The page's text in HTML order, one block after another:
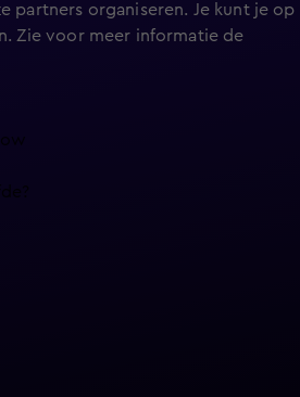
partners organiseren. Je kunt je op
Zie voor meer informatie de